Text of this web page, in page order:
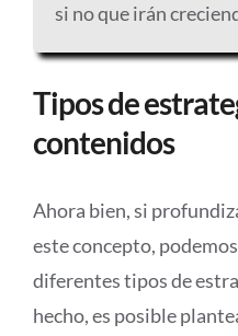
si no que irán
Tipos de
contenidos
Ahora bien, si
este concepto,
diferentes tipos de
hecho, es posible